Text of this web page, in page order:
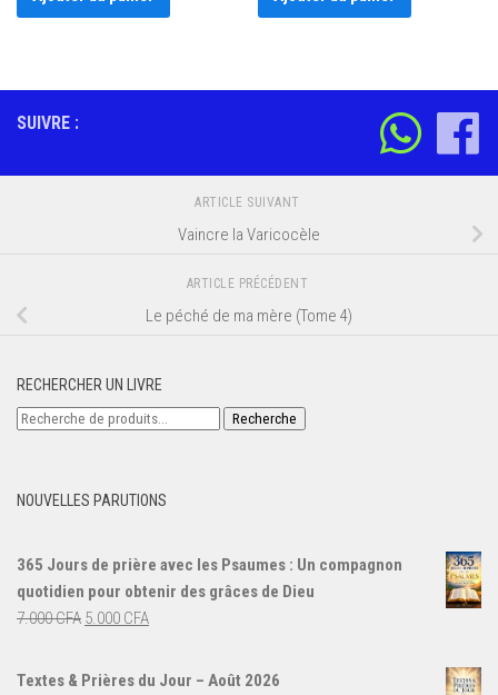
SUIVRE :
ARTICLE SUIVANT
Vaincre la Varicocèle
ARTICLE PRÉCÉDENT
Le péché de ma mère (Tome 4)
RECHERCHER UN LIVRE
Recherche
Recherche
NOUVELLES PARUTIONS
365 Jours de prière avec les Psaumes : Un compagnon
quotidien pour obtenir des grâces de Dieu
7.000CFA Le
initial
5.000 CFA
actuel
Textes & Prières du Jour – Août 2026